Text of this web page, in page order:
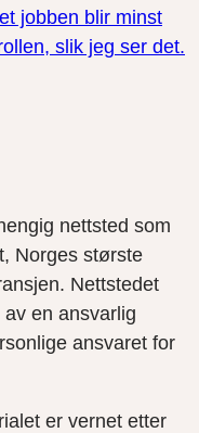
jobben blir minst
slik jeg ser det.
nettsted som
Norges største
Nettstedet
en ansvarlig
ansvaret for
er vernet etter